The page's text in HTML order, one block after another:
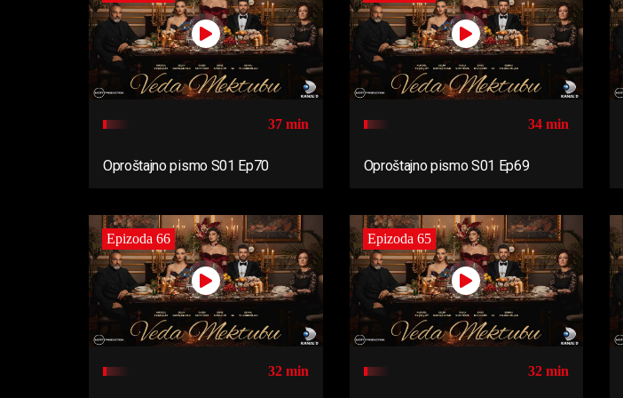
37 min
Oproštajno pismo S01 Ep70
34 min
Oproštajno pismo S01 Ep69
Epizoda 66
32 min
Epizoda 65
32 min